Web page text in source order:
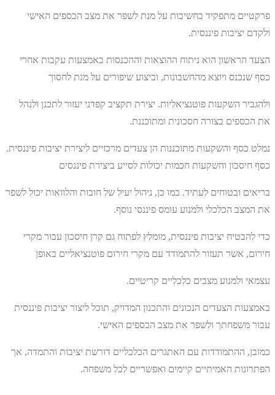
פרקטיים מתפקיד בחשיבות על מנת לשפר את מצב הכספים האישי
ולקדם יציבות פיננסית.
הצעד הראשון הוא ניתוח ההוצאות וההכנסות באמצעות עקבות אחרי
כסף שנכנס ויוצא מהחשבונות, וביצוע שיפורים על מנת לחסוך
ולהגביר השקעות פוטנציאליות. יצירת תקציב קפדני יעזור לתכנן ולנהל
את הכספים בצורה חסכונית ומתוכננת.
נמלט כסף והשקעות מתוכננות הן צעדים מרכזיים ליצירת יציבות פיננסית.
כסף חיסכון והשקעות חכמות יכולות לסייע ביצירת פיננסים
בריאים ובטוחים לעתיד. כמו כן, ניהול יעיל של חובות והלוואות יכול לשפר
את המצב הכלכלי ולמנוע עומס פיננסי נוסף.
כדי להבטיח יציבות פיננסית, מומלץ לפתוח גם קרן חיסכון עבור מקרי
חירום, אשר תעזור להתמודד עם מקרי חירום פוטנציאליים באופן
עצמאי ולמנוע מצבים כלכליים קריטיים.
באמצעות הצעדים הנכונים והתכנון המדויק, תוכל ליצור יציבות פיננסית
עבור משפחתך ולשפר את מצב הכספים האישי.
כמובן, ההתמודדות עם האתגרים הכלכליים דורשת יציבות והתמדה, אך
הפתרונות האמיתיים קיימים ואפשריים לכל משפחה.